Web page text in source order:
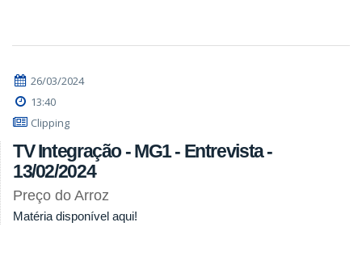
26/03/2024
13:40
Clipping
TV Integração - MG1 - Entrevista -
13/02/2024
Preço do Arroz
Matéria disponível aqui!